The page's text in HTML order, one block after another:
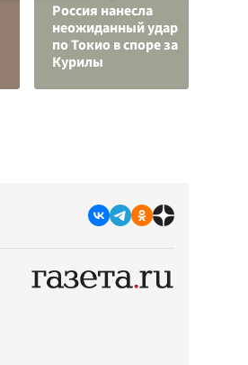
Россия нанесла
неожиданный удар
по Токио в споре за
Курилы